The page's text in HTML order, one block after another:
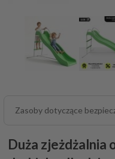
Zasoby dotyczące
Duża zjeżdżalnia